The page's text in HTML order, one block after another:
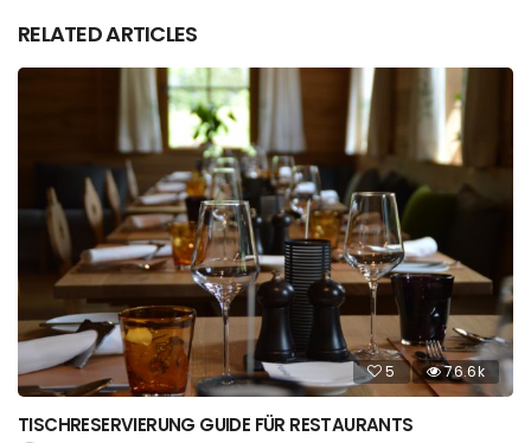
RELATED ARTICLES
5 76.6k
TISCHRESERVIERUNG GUIDE FÜR RESTAURANTS